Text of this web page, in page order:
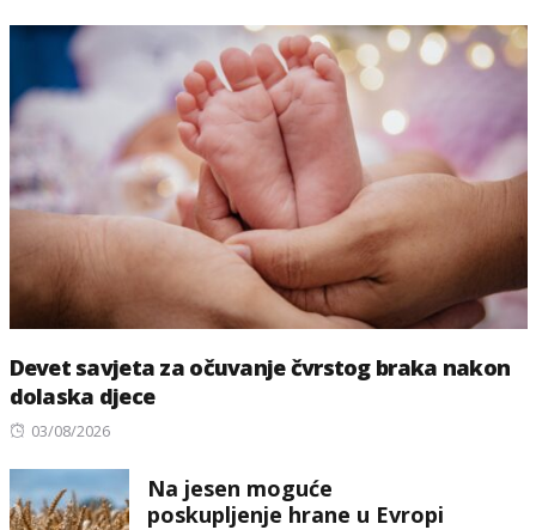
Devet savjeta za očuvanje čvrstog braka nakon
dolaska djece
Posted
03/08/2026
Na jesen moguće
poskupljenje hrane u Evropi